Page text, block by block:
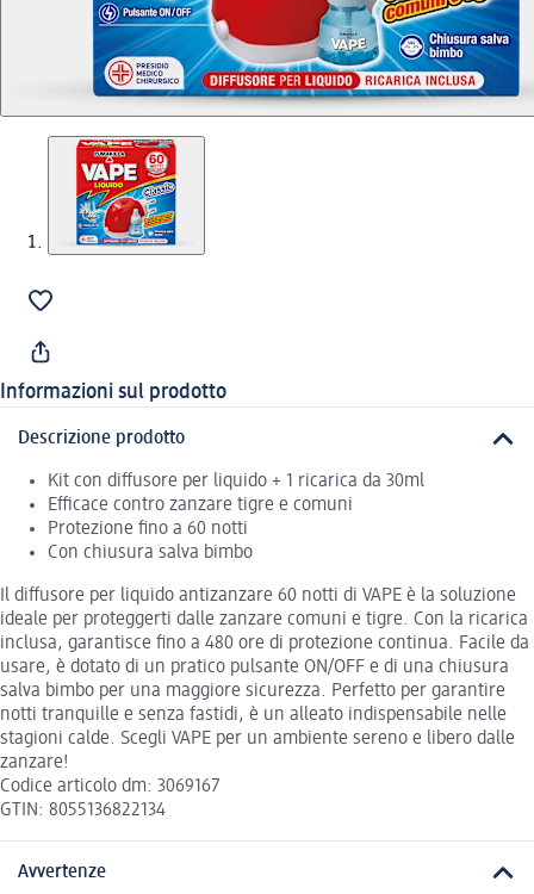
Informazioni sul prodotto
Descrizione prodotto
Kit con diffusore per liquido + 1 ricarica da 30ml
Efficace contro zanzare tigre e comuni
Protezione fino a 60 notti
Con chiusura salva bimbo
Il diffusore per liquido antizanzare 60 notti di VAPE è la soluzione
ideale per proteggerti dalle zanzare comuni e tigre. Con la ricarica
inclusa, garantisce fino a 480 ore di protezione continua. Facile da
usare, è dotato di un pratico pulsante ON/OFF e di una chiusura
salva bimbo per una maggiore sicurezza. Perfetto per garantire
notti tranquille e senza fastidi, è un alleato indispensabile nelle
stagioni calde. Scegli VAPE per un ambiente sereno e libero dalle
zanzare!
Codice articolo dm: 3069167
GTIN: 8055136822134
Avvertenze